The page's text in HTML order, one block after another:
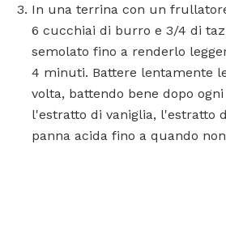
In una terrina con un
6 cucchiai di burro e 3/4 di
semolato fino a renderlo
4 minuti. Battere lentamente
volta, battendo bene dopo
l'estratto di vaniglia, l'estratto
panna acida fino a quando